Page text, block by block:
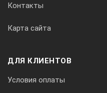
Контакты
Карта сайта
ДЛЯ КЛИЕНТОВ
Условия оплаты